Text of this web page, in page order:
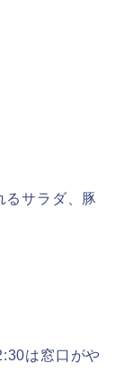
るサラダ、豚
は窓口がや